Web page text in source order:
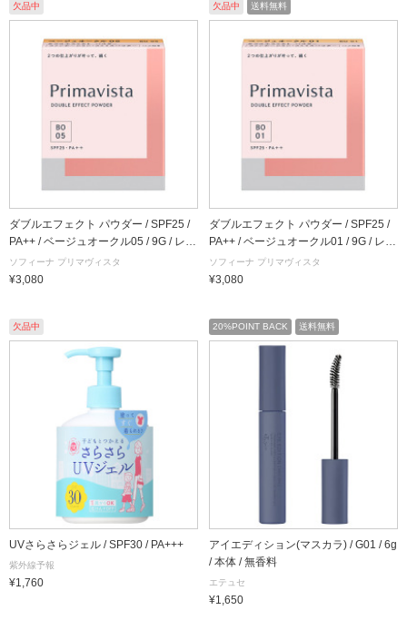
欠品中
ダブルエフェクト パウダー / SPF25 /
PA++ / ベージュオークル05 / 9G / レフ
ィル / 無香料
ソフィーナ プリマヴィスタ
¥3,080
欠品中 送料無料
ダブルエフェクト パウダー / SPF25 /
PA++ / ベージュオークル01 / 9G / レフ
ィル / 無香料
ソフィーナ プリマヴィスタ
¥3,080
欠品中
UVさらさらジェル / SPF30 / PA+++
紫外線予報
¥1,760
20%POINT BACK 送料無料
アイエディション(マスカラ) / G01 / 6g
/ 本体 / 無香料
エテュセ
¥1,650